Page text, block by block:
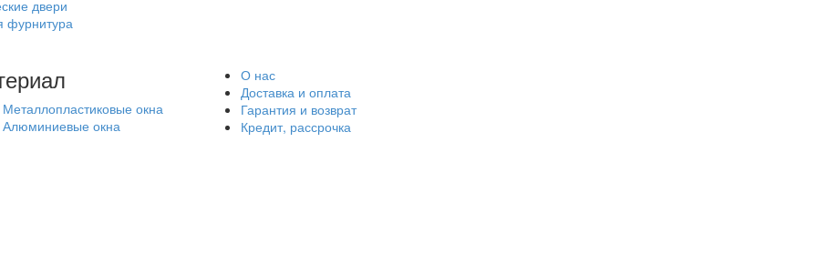
двери
фурнитура
Металлопластиковые окна
Алюминиевые окна
О нас
Доставка и оплата
Гарантия и возврат
Кредит, рассрочка